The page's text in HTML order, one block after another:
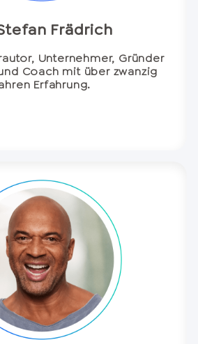
Frädrich
Unternehmer, Gründer
Coach mit über zwanzig
Erfahrung.